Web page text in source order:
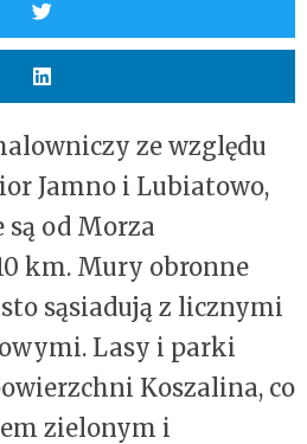
ze względu
Jamno i Lubiatowo,
od Morza
km. Mury obronne
sąsiadują z licznymi
Lasy i parki
Koszalina, co
zielonym i